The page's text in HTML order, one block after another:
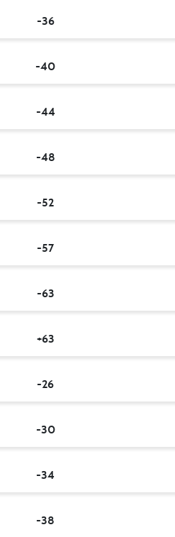
-36
-40
-44
-48
-52
-57
-63
+63
-26
-30
-34
-38